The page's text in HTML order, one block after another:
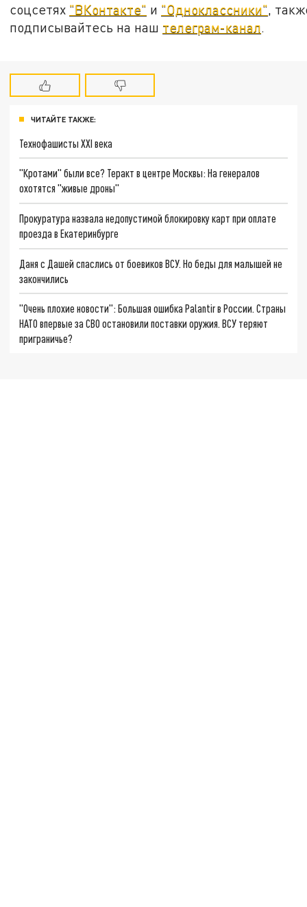
соцсетях "ВКонтакте" и "Одноклассники",
подписывайтесь на наш телеграм-канал.
ЧИТАЙТЕ ТАКЖЕ:
Технофашисты XXI века
"Кротами" были все? Теракт в центре Москвы: На генералов
охотятся "живые дроны"
Прокуратура назвала недопустимой блокировку карт при оплате
проезда в Екатеринбурге
Даня с Дашей спаслись от боевиков ВСУ. Но беды для малышей не
закончились
"Очень плохие новости": Большая ошибка Palantir в России. Страны
НАТО впервые за СВО остановили поставки оружия. ВСУ теряют
приграничье?